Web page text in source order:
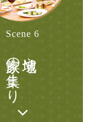
Scene 6
地域や
家族の集まり